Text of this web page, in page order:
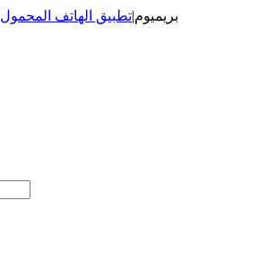
بريميوم|تطبيق الهاتف المحمول